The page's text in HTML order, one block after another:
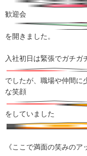
歓迎会
を開きました。
入社初日は緊張でガチガ
でしたが、職場や仲間に
な笑顔
をしていました
《ここで満面の笑みの